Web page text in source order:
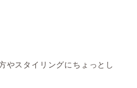
やスタイリングにちょっとし